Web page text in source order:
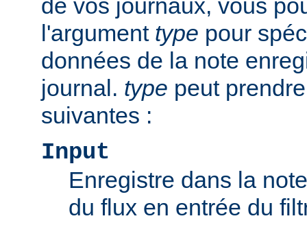
l'argument type pour
données de la note
journal. type peut
suivantes :
Input
Enregistre dans la
du flux en entrée du